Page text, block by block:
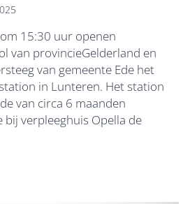
15:30 uur openen
van provincieGelderland en
van gemeente Ede het
in Lunteren. Het station
van circa 6 maanden
verpleeghuis Opella de